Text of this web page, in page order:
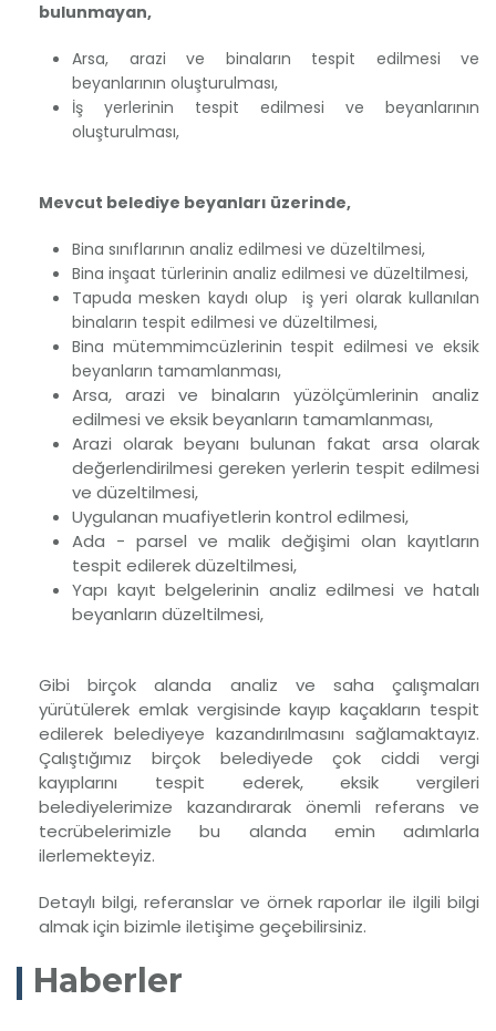
bulunmayan,
Arsa, arazi ve binaların tespit edilmesi ve
beyanlarının oluşturulması,
İş yerlerinin tespit edilmesi ve beyanlarının
oluşturulması,
Mevcut belediye beyanları üzerinde,
Bina sınıflarının analiz edilmesi ve düzeltilmesi,
Bina inşaat türlerinin analiz edilmesi ve düzeltilmesi,
Tapuda mesken kaydı olup iş yeri olarak kullanılan
binaların tespit edilmesi ve düzeltilmesi,
Bina mütemmimcüzlerinin tespit edilmesi ve eksik
beyanların tamamlanması,
Arsa, arazi ve binaların yüzölçümlerinin analiz
edilmesi ve eksik beyanların tamamlanması,
Arazi olarak beyanı bulunan fakat arsa olarak
değerlendirilmesi gereken yerlerin tespit edilmesi
ve düzeltilmesi,
Uygulanan muafiyetlerin kontrol edilmesi,
Ada - parsel ve malik değişimi olan kayıtların
tespit edilerek düzeltilmesi,
Yapı kayıt belgelerinin analiz edilmesi ve hatalı
beyanların düzeltilmesi,
Gibi birçok alanda analiz ve saha çalışmaları
yürütülerek emlak vergisinde kayıp kaçakların tespit
edilerek belediyeye kazandırılmasını sağlamaktayız.
Çalıştığımız birçok belediyede çok ciddi vergi
kayıplarını tespit ederek, eksik vergileri
belediyelerimize kazandırarak önemli referans ve
tecrübelerimizle bu alanda emin adımlarla
ilerlemekteyiz.
Detaylı bilgi, referanslar ve örnek raporlar ile ilgili bilgi
almak için bizimle iletişime geçebilirsiniz.
Haberler